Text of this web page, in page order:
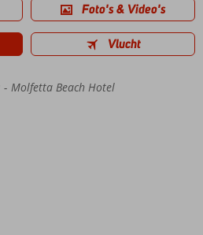
Foto's & Video's
Vlucht
Molfetta Beach Hotel